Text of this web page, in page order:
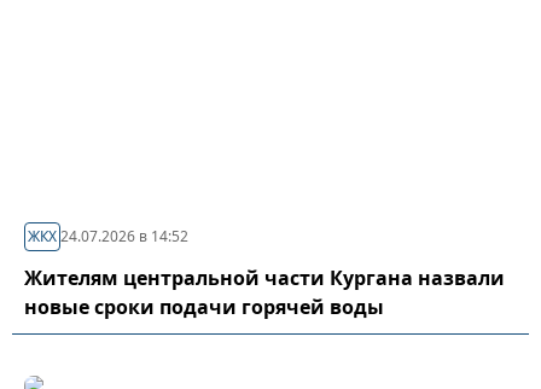
ЖКХ24.07.2026 в 14:52
Жителям центральной части Кургана назвали
новые сроки подачи горячей воды